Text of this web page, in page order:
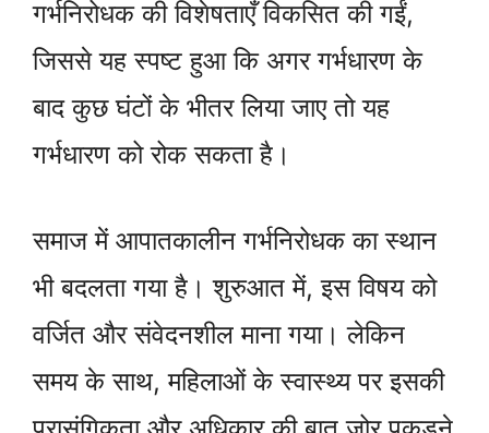
गर्भनिरोधक की विशेषताएँ विकसित की गईं,
जिससे यह स्पष्ट हुआ कि अगर गर्भधारण के
बाद कुछ घंटों के भीतर लिया जाए तो यह
गर्भधारण को रोक सकता है।
समाज में आपातकालीन गर्भनिरोधक का स्थान
भी बदलता गया है। शुरुआत में, इस विषय को
वर्जित और संवेदनशील माना गया। लेकिन
समय के साथ, महिलाओं के स्वास्थ्य पर इसकी